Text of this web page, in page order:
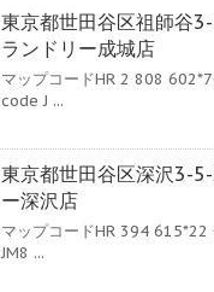
東京都世田谷区祖師谷
ランドリー成城店
マップコードHR 2 808
code J ...
東京都世田谷区深沢3-
ー深沢店
マップコードHR 394
JM8 ...